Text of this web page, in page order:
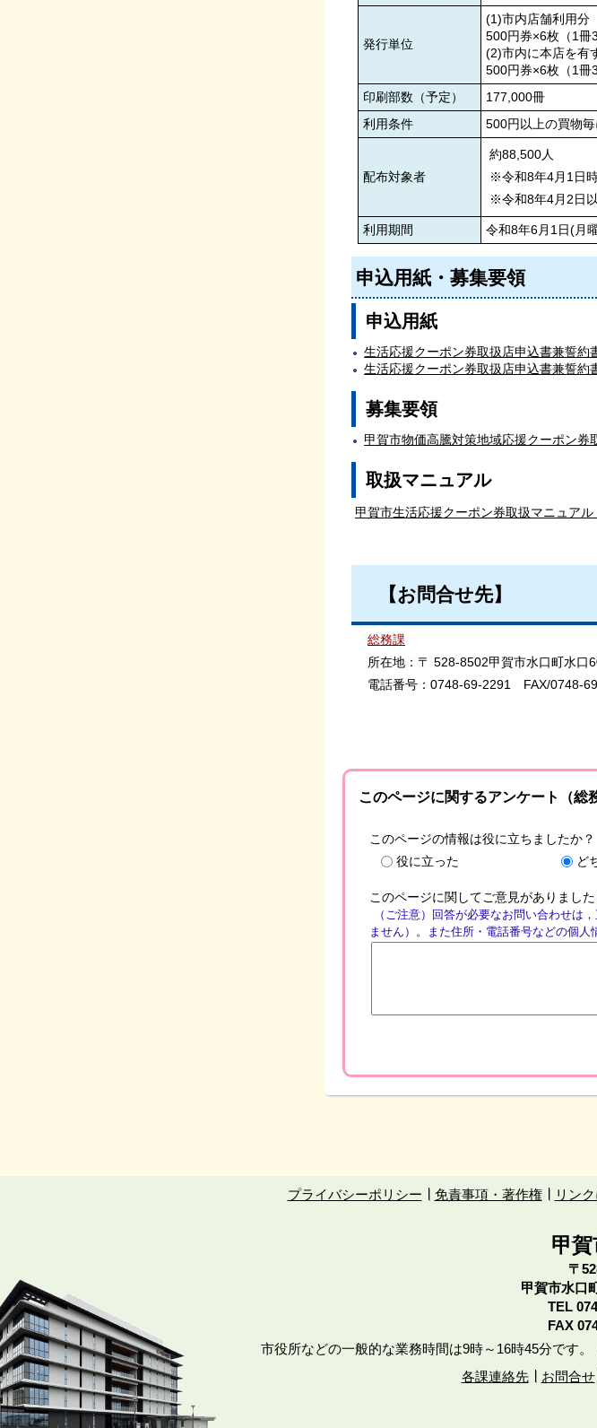
発行単位
(1)市内店舗利用分
500円券×6枚（1冊
(2)市内に本店を有
500円券×6枚（1冊
印刷部数（予定）
177,000冊
利用条件
500円以上の買物
配布対象者
約88,500人
※令和8年4月1日
※令和8年4月2日
利用期間 令和8年6月1日(月
申込用紙・募集要領
申込用紙
生活応援クーポン券取扱店申込書兼誓約
生活応援クーポン券取扱店申込書兼誓約
募集要領
甲賀市物価高騰対策地域応援クーポン券
取扱マニュアル
甲賀市生活応援クーポン券取扱マニュアル
【お問合せ先】
総務課
所在地：〒 528-8502甲賀市水口町水口
電話番号：0748-69-2291 FAX/0748-
このページに関するアンケート（総
このページの情報は役に立ちましたか？
役に立った
ど
このページに関してご意見がありました
（ご注意）回答が必要なお問い合わせは
ません）。また住所・電話番号などの個人
プライバシーポリシー 免責事項・著作権 リン
甲
〒
甲賀市水口
TEL
FAX
市役所などの一般的な業務時間は9時～16時45分です
各課連絡先
お問合せ